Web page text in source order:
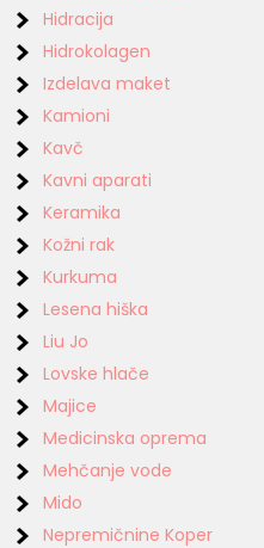
Hidracija
Hidrokolagen
Izdelava maket
Kamioni
Kavč
Kavni aparati
Keramika
Kožni rak
Kurkuma
Lesena hiška
Liu Jo
Lovske hlače
Majice
Medicinska oprema
Mehčanje vode
Mido
Nepremičnine Koper